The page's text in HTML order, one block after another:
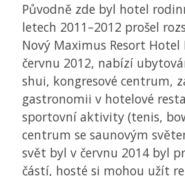
Původně zde byl hotel
letech 2011–2012 prošel
Nový Maximus Resort
červnu 2012, nabízí
shui, kongresové centrum,
gastronomii v hotelové
sportovní aktivity (tenis,
centrum se saunovým
svět byl v červnu 2014 byl
částí, hosté si mohou užít